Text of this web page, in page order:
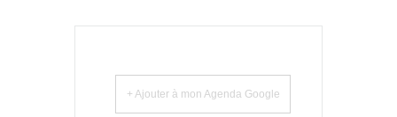
+ Ajouter à mon Agenda Google